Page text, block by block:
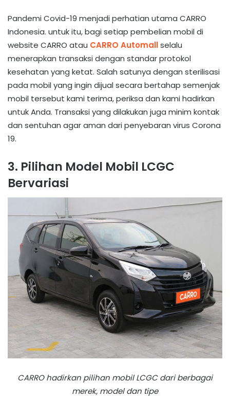
Pandemi Covid-19 menjadi perhatian utama CARRO
Indonesia. untuk itu, bagi setiap pembelian mobil di
website CARRO atau CARRO Automallselalu
menerapkan transaksi dengan standar protokol
kesehatan yang ketat. Salah satunya dengan sterilisasi
pada mobil yang ingin dijual secara bertahap semenjak
mobil tersebut kami terima, periksa dan kami hadirkan
untuk Anda. Transaksi yang dilakukan juga minim kontak
dan sentuhan agar aman dari penyebaran virus Corona
19.
3. Pilihan Model Mobil LCGC
Bervariasi
CARRO hadirkan pilihan mobil LCGC dari berbagai
merek, model dan tipe